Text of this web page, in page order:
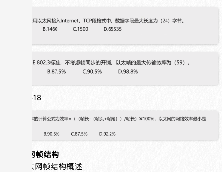
1500/1518
以太网帧结构
以太网帧结构概述